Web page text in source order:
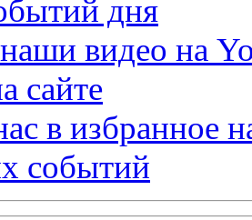
дня
видео на
сайте
в избранное
событий